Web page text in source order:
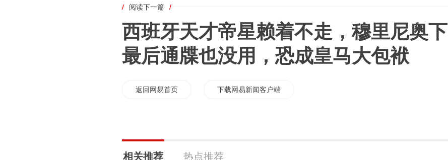
/ 阅读下一篇 /
西班牙天才帝星赖着不走，穆里尼奥下
最后通牒也没用，恐成皇马大包袱
返回网易首页 下载网易新闻客户端
相关推荐 热点推荐